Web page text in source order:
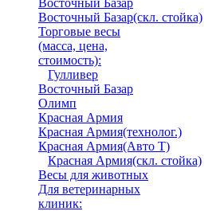
Восточный Базар
Восточный Базар(скл. стойка)
Торговые весы
(масса, цена,
стоимость):
Гулливер
Восточный Базар
Олимп
Красная Армия
Красная Армия(технолог.)
Красная Армия(Авто Т)
Красная Армия(скл. стойка)
Весы для животных
Для ветеринарных
клиник: